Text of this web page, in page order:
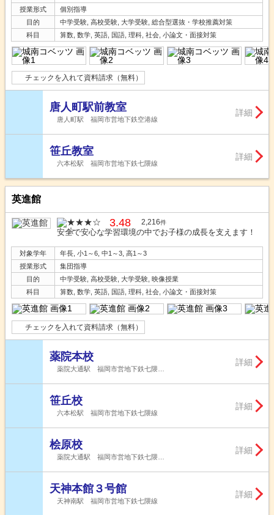
授業形式
個別指導
目的
中学受験, 高校受験, 大学受験, 総合型選抜・学校推薦対策
科目
算数, 数学, 英語, 国語, 理科, 社会, 小論文・面接対策
チェックを入れて資料請求（無料）
唐人町駅前教室
唐人町駅 福岡市営地下鉄空港線
詳細
笹丘教室
六本松駅 福岡市営地下鉄七隈線
詳細
英進館
3.48 2,216件
安全で安心な学習環境の中でお子様の成長を支えます！
対象学年
年長, 小1～6, 中1～3, 高1～3
授業形式
集団指導
目的
中学受験, 高校受験, 大学受験, 映像授業
科目
算数, 数学, 英語, 国語, 理科, 社会, 小論文・面接対策
チェックを入れて資料請求（無料）
薬院本校
薬院大通駅 福岡市営地下鉄七隈…
詳細
笹丘校
六本松駅 福岡市営地下鉄七隈線
詳細
桧原校
薬院大通駅 福岡市営地下鉄七隈…
詳細
天神本館３号館
天神南駅 福岡市営地下鉄七隈線
詳細